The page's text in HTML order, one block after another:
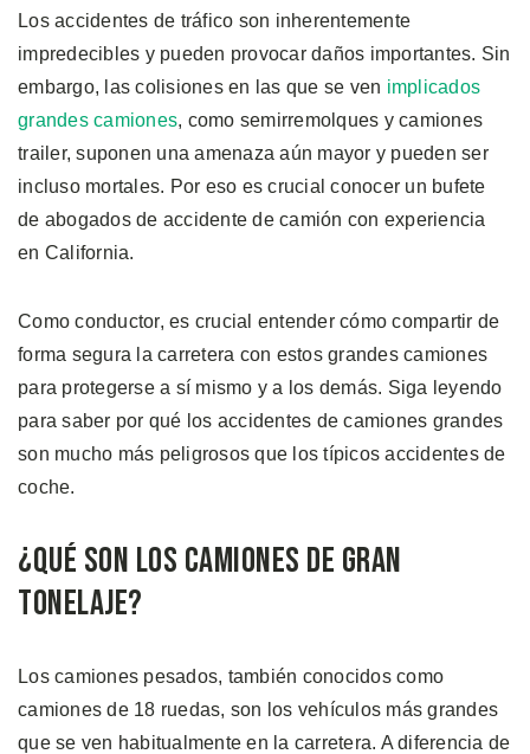
Los accidentes de tráfico son inherentemente
impredecibles y pueden provocar daños importantes. Sin
embargo, las colisiones en las que se ven implicados
grandes camiones, como semirremolques y camiones
trailer, suponen una amenaza aún mayor y pueden ser
incluso mortales. Por eso es crucial conocer un bufete
de abogados de accidente de camión con experiencia
en California.
Como conductor, es crucial entender cómo compartir de
forma segura la carretera con estos grandes camiones
para protegerse a sí mismo y a los demás. Siga leyendo
para saber por qué los accidentes de camiones grandes
son mucho más peligrosos que los típicos accidentes de
coche.
¿Qué son los Camiones de Gran
Tonelaje?
Los camiones pesados, también conocidos como
camiones de 18 ruedas, son los vehículos más grandes
que se ven habitualmente en la carretera. A diferencia de